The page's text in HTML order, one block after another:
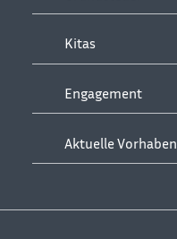
Kitas
Engagement
Aktuelle Vorhaben